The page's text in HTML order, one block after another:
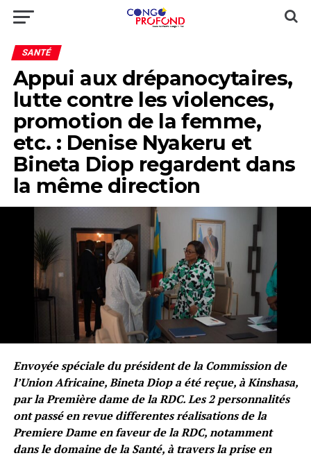
SANTÉ
Appui aux drépanocytaires,
lutte contre les violences,
promotion de la femme,
etc. : Denise Nyakeru et
Bineta Diop regardent dans
la même direction
Envoyée spéciale du président de la Commission de
l’Union Africaine, Bineta Diop a été reçue, à Kinshasa,
par la Première dame de la RDC. Les 2 personnalités
ont passé en revue differentes réalisations de la
Premiere Dame en faveur de la RDC, notamment
dans le domaine de la Santé, à travers la prise en